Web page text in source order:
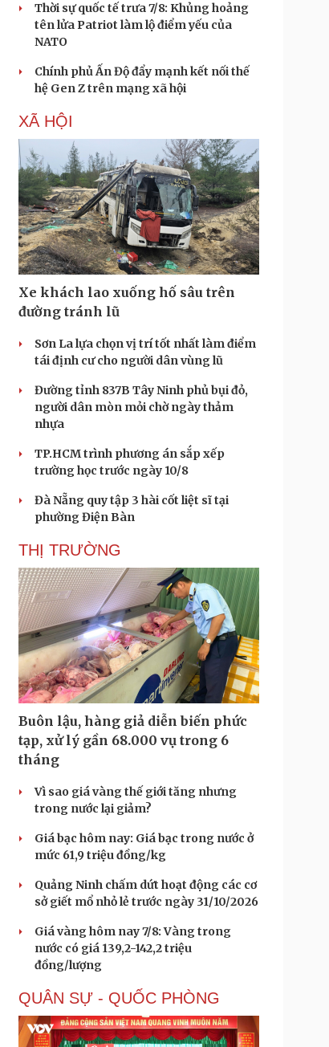
Thời sự quốc tế trưa 7/8: Khủng hoảng
tên lửa Patriot làm lộ điểm yếu của
NATO
Chính phủ Ấn Độ đẩy mạnh kết nối thế
hệ Gen Z trên mạng xã hội
XÃ HỘI
Xe khách lao xuống hố sâu trên
đường tránh lũ
Sơn La lựa chọn vị trí tốt nhất làm điểm
tái định cư cho người dân vùng lũ
Đường tỉnh 837B Tây Ninh phủ bụi đỏ,
người dân mòn mỏi chờ ngày thảm
nhựa
TP.HCM trình phương án sắp xếp
trường học trước ngày 10/8
Đà Nẵng quy tập 3 hài cốt liệt sĩ tại
phường Điện Bàn
THỊ TRƯỜNG
Buôn lậu, hàng giả diễn biến phức
tạp, xử lý gần 68.000 vụ trong 6
tháng
Vì sao giá vàng thế giới tăng nhưng
trong nước lại giảm?
Giá bạc hôm nay: Giá bạc trong nước ở
mức 61,9 triệu đồng/kg
Quảng Ninh chấm dứt hoạt động các cơ
sở giết mổ nhỏ lẻ trước ngày 31/10/2026
Giá vàng hôm nay 7/8: Vàng trong
nước có giá 139,2-142,2 triệu
đồng/lượng
QUÂN SỰ - QUỐC PHÒNG